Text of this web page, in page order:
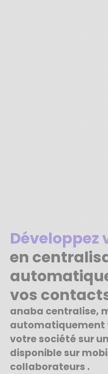
Développez
en
vos
anaba centralise,
automatiquement
votre société sur
disponible sur
collaborateurs .